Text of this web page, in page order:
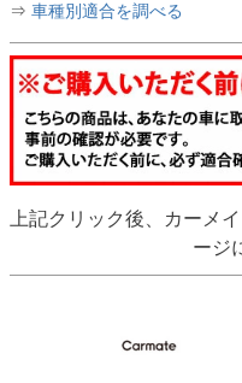
⇒ 車種別適合を調べる
上記クリック後、カーメ
ージ